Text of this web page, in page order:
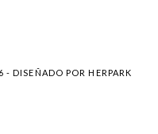
- DISEÑADO PORHERPARK